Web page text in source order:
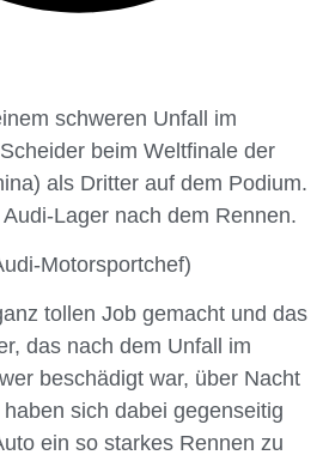
schweren Unfall im
beim Weltfinale der
als Dritter auf dem Podium.
Lager nach dem Rennen.
Motorsportchef)
tollen Job gemacht und das
das nach dem Unfall im
beschädigt war, über Nacht
sich dabei gegenseitig
ein so starkes Rennen zu